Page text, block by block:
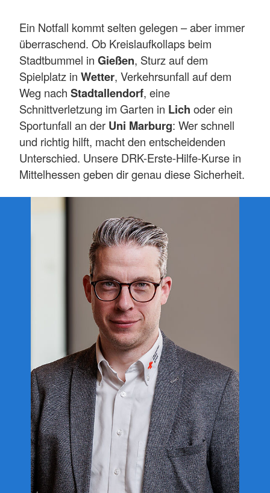
Ein Notfall kommt selten gelegen – aber immer
überraschend. Ob Kreislaufkollaps beim
Stadtbummel in Gießen, Sturz auf dem
Spielplatz in Wetter, Verkehrsunfall auf dem
Weg nach Stadtallendorf, eine
Schnittverletzung im Garten in Lich oder ein
Sportunfall an der Uni Marburg: Wer schnell
und richtig hilft, macht den entscheidenden
Unterschied. Unsere DRK-Erste-Hilfe-Kurse in
Mittelhessen geben dir genau diese Sicherheit.
abzugeben, die stabile Seitenlage anzuwenden,
eine Reanimation mitAEDdurchzuführen und
Wunden fachgerecht zu versorgen.
Wir setzen aufspürbare Kursqualität
Praxis, klare Merkhilfen undtop ausgebildete
Trainer*inneninmodernen Räumen
das Gelernte haften – ob bei Reanimation mit
AED, stabiler Seitenlage oder Wundversorgung.
Online-Buchungmacht’s bequem; Termine
gibt’s regelmäßig auch abends und am
Wochenende inMarburg, Gießen, Wetter,
Stadtallendorf und Lich
. Unser Programm
reicht vomRotkreuzkurs (Grundkurs)über
Erste Hilfe für den Führerschein,Erste Hilfe
am KindundAED-AusbildungbisErste Hilfe
am Hund(Gießen & Lich) sowie demKleinen
Lebensretterals Online-Mikrotraining.